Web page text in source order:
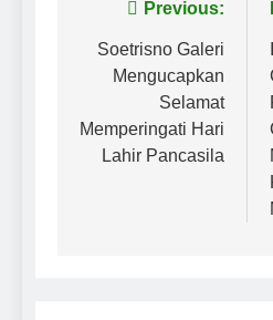
Previous:
Soetrisno Galeri
Mengucapkan
Selamat
Memperingati Hari
Lahir Pancasila